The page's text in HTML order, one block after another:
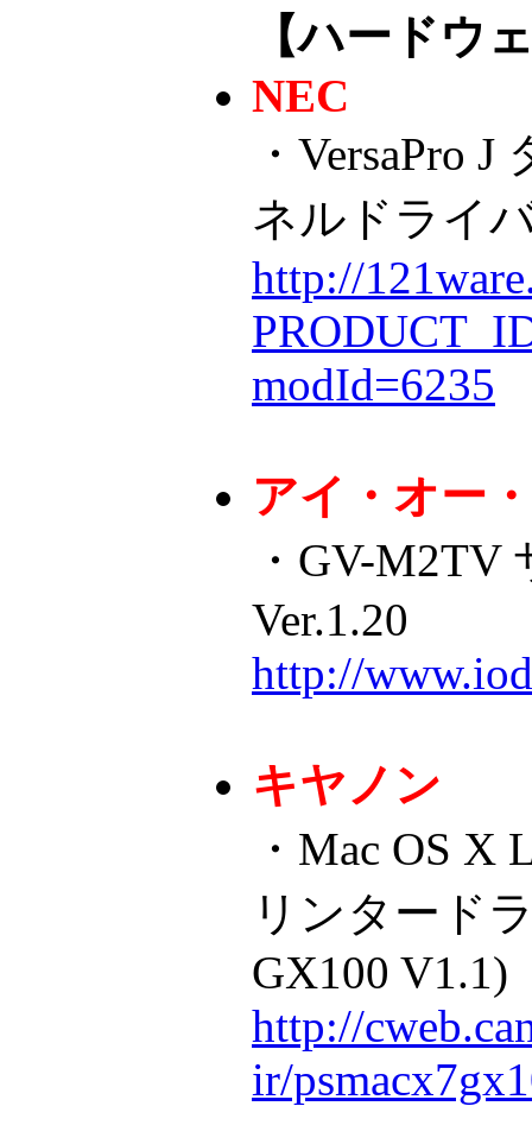
【ハードウ
NEC
・VersaPro
ネルドライ
http://
modId=6235
アイ・オー
・GV-M2TV
Ver.1.20
http://
キヤノン
・Mac OS X
リンタード
GX100 V1.1)
http://
ir/